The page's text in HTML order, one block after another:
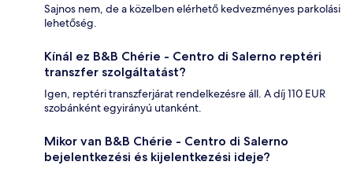
Sajnos nem, de a közelben elérhető kedvezményes parkolási
lehetőség.
Kínál ez B&B Chérie - Centro di Salerno reptéri
transzfer szolgáltatást?
Igen, reptéri transzferjárat rendelkezésre áll. A díj 110 EUR
szobánként egyirányú utanként.
Mikor van B&B Chérie - Centro di Salerno
bejelentkezési és kijelentkezési ideje?